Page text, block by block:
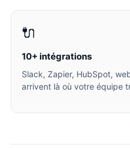
🔌
10+ intégrations
Slack, Zapier, HubSpot,
arrivent là où votre équipe